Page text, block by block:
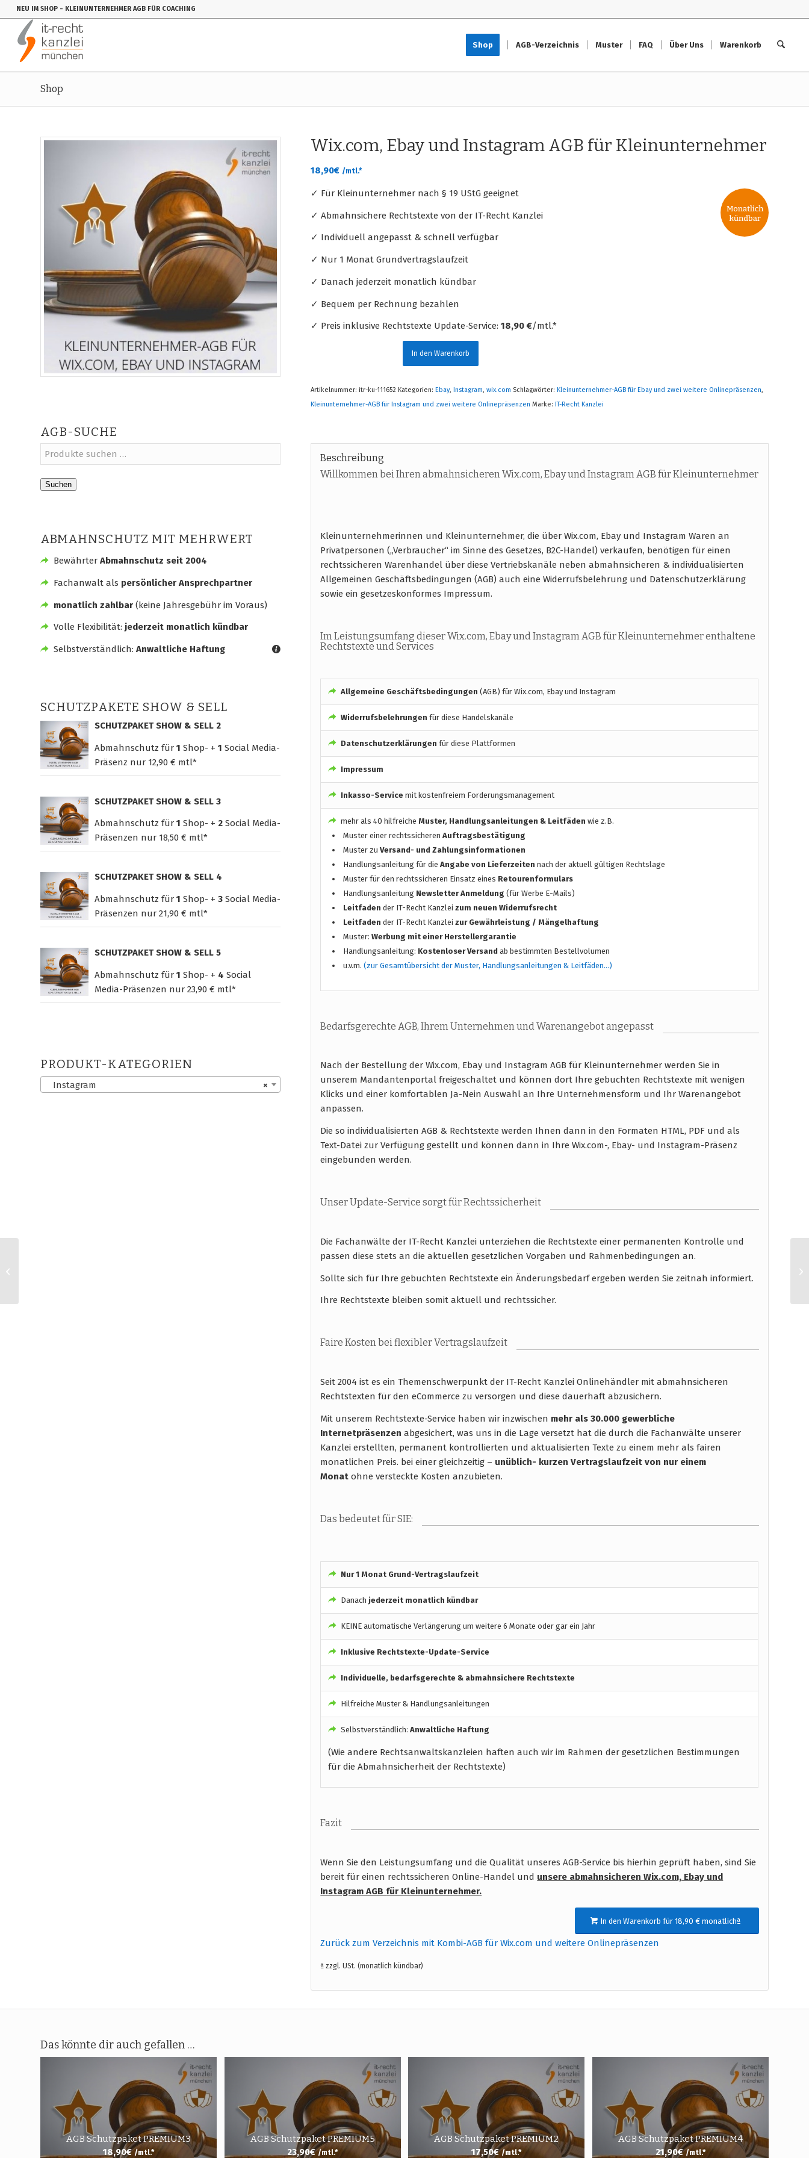
NEU IM SHOP - KLEINUNTERNEHMER AGB FÜR COACHING
Shop AGB-Verzeichnis Muster FAQ Über Uns Warenkorb
Shop
AGB-SUCHE
Suchen
ABMAHNSCHUTZ MIT MEHRWERT
BewährterAbmahnschutz seit 2004
Fachanwalt als persönlicher Ansprechpartner
monatlich zahlbar(keine Jahresgebühr im Voraus)
Volle Flexibilität: jederzeit monatlich kündbar
Selbstverständlich: Anwaltliche Haftung
SCHUTZPAKETE SHOW & SELL
SCHUTZPAKET SHOW & SELL 2
Abmahnschutz für 1 Shop- + 1 Social Media-
Präsenz nur 12,90 € mtl*
SCHUTZPAKET SHOW & SELL 3
Abmahnschutz für 1 Shop- + 2 Social Media-
Präsenzen nur 18,50 € mtl*
SCHUTZPAKET SHOW & SELL 4
Abmahnschutz für 1 Shop- + 3 Social Media-
Präsenzen nur 21,90 € mtl*
SCHUTZPAKET SHOW & SELL 5
Abmahnschutz für 1 Shop- + 4 Social
Media-Präsenzen nur 23,90 € mtl*
PRODUKT-KATEGORIEN
×
Instagram
Wix.com, Ebay und Instagram AGB für Kleinunternehmer
18,90€ /mtl.*
✓ Für Kleinunternehmer nach § 19 UStG geeignet
✓ Abmahnsichere Rechtstexte von der IT-Recht Kanzlei
✓ Individuell angepasst & schnell verfügbar
✓ Nur 1 Monat Grundvertragslaufzeit
✓ Danach jederzeit monatlich kündbar
✓ Bequem per Rechnung bezahlen
✓ Preis inklusive Rechtstexte Update-Service:18,90 €/mtl.*
In den Warenkorb
Artikelnummer:itr-ku-111652 Kategorien:Ebay,Instagram,wix.com Schlagwörter:Kleinunternehmer-AGB für Ebay und zwei weitere Onlinepräsenzen,
Kleinunternehmer-AGB für Instagram und zwei weitere Onlinepräsenzen Marke:IT-Recht Kanzlei
Beschreibung
Willkommen bei Ihren abmahnsicheren Wix.com, Ebay und Instagram AGB für Kleinunternehmer
Kleinunternehmerinnen und Kleinunternehmer, die über Wix.com, Ebay und Instagram Waren an
Privatpersonen („Verbraucher“ im Sinne des Gesetzes, B2C-Handel) verkaufen, benötigen für einen
rechtssicheren Warenhandel über diese Vertriebskanäle neben abmahnsicheren & individualisierten
Allgemeinen Geschäftsbedingungen (AGB) auch eine Widerrufsbelehrung und Datenschutzerklärung
sowie ein gesetzeskonformes Impressum.
Im Leistungsumfang dieser Wix.com, Ebay und Instagram AGB für Kleinunternehmer enthaltene
Rechtstexte und Services
Allgemeine Geschäftsbedingungen (AGB) für Wix.com, Ebay und Instagram
Widerrufsbelehrungen für diese Handelskanäle
Datenschutzerklärungen für diese Plattformen
Impressum
Inkasso-Service mit kostenfreiem Forderungsmanagement
mehr als 40 hilfreiche Muster, Handlungsanleitungen & Leitfäden wie z.B.
Muster einer rechtssicherenAuftragsbestätigung
Muster zuVersand- und Zahlungsinformationen
Handlungsanleitung für dieAngabe von Lieferzeiten nach der aktuell gültigen Rechtslage
Muster für den rechtssicheren Einsatz eines Retourenformulars
Handlungsanleitung Newsletter Anmeldung(für Werbe E-Mails)
Leitfaden der IT-Recht Kanzleizum neuen Widerrufsrecht
Leitfaden der IT-Recht Kanzleizur Gewährleistung / Mängelhaftung
Muster:Werbung mit einer Herstellergarantie
Handlungsanleitung: Kostenloser Versand ab bestimmten Bestellvolumen
u.v.m.(zur Gesamtübersicht der Muster, Handlungsanleitungen & Leitfäden…)
Bedarfsgerechte AGB, Ihrem Unternehmen und Warenangebot angepasst
Nach der Bestellung der Wix.com, Ebay und Instagram AGB für Kleinunternehmer werden Sie in
unserem Mandantenportal freigeschaltet und können dort Ihre gebuchten Rechtstexte mit wenigen
Klicks und einer komfortablen Ja-Nein Auswahl an Ihre Unternehmensform und Ihr Warenangebot
anpassen.
Die so individualisierten AGB & Rechtstexte werden Ihnen dann in den Formaten HTML, PDF und als
Text-Datei zur Verfügung gestellt und können dann in Ihre Wix.com-, Ebay- und Instagram-Präsenz
eingebunden werden.
Unser Update-Service sorgt für Rechtssicherheit
Die Fachanwälte der IT-Recht Kanzlei unterziehen die Rechtstexte einer permanenten Kontrolle und
passen diese stets an die aktuellen gesetzlichen Vorgaben und Rahmenbedingungen an.
Sollte sich für Ihre gebuchten Rechtstexte ein Änderungsbedarf ergeben werden Sie zeitnah informiert.
Ihre Rechtstexte bleiben somit aktuell und rechtssicher.
Faire Kosten bei flexibler Vertragslaufzeit
Seit 2004 ist es ein Themenschwerpunkt der IT-Recht Kanzlei Onlinehändler mit abmahnsicheren
Rechtstexten für den eCommerce zu versorgen und diese dauerhaft abzusichern.
Mit unserem Rechtstexte-Service haben wir inzwischen mehr als 30.000 gewerbliche
Internetpräsenzen abgesichert, was uns in die Lage versetzt hat die durch die Fachanwälte unserer
Kanzlei erstellten, permanent kontrollierten und aktualisierten Texte zu einem mehr als fairen
monatlichen Preis. bei einer gleichzeitig – unüblich- kurzen Vertragslaufzeit von nur einem
Monatohne versteckte Kosten anzubieten.
Das bedeutet für SIE:
Nur 1 Monat Grund-Vertragslaufzeit
Danach jederzeit monatlich kündbar
KEINE automatische Verlängerung um weitere 6 Monate oder gar ein Jahr
Inklusive Rechtstexte-Update-Service
Individuelle, bedarfsgerechte & abmahnsichere Rechtstexte
Hilfreiche Muster & Handlungsanleitungen
Selbstverständlich: Anwaltliche Haftung
(Wie andere Rechtsanwaltskanzleien haften auch wir im Rahmen der gesetzlichen Bestimmungen
für die Abmahnsicherheit der Rechtstexte)
Fazit
Wenn Sie den Leistungsumfang und die Qualität unseres AGB-Service bis hierhin geprüft haben, sind Sie
bereit für einen rechtssicheren Online-Handel und unsere abmahnsicheren Wix.com, Ebay und
Instagram AGB für Kleinunternehmer.
In den Warenkorb für 18,90 € monatlichª
Zurück zum Verzeichnis mit Kombi-AGB für Wix.com und weitere Onlinepräsenzen
ª zzgl. USt. (monatlich kündbar)
Das könnte dir auch gefallen …
AGB Schutzpaket PREMIUM3
18,90€ /mtl.*
AGB Schutzpaket PREMIUM5
23,90€ /mtl.*
AGB Schutzpaket PREMIUM2
17,50€ /mtl.*
AGB Schutzpaket PREMIUM4
21,90€ /mtl.*